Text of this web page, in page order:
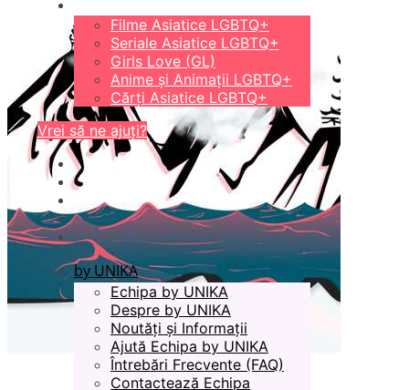
Filme Asiatice LGBTQ+
Seriale Asiatice LGBTQ+
Girls Love (GL)
Anime și Animații LGBTQ+
Cărți Asiatice LGBTQ+
Vrei să ne ajuți?
by UNIKA
Echipa by UNIKA
Despre by UNIKA
Noutăți și Informații
Ajută Echipa by UNIKA
Întrebări Frecvente (FAQ)
Contactează Echipa